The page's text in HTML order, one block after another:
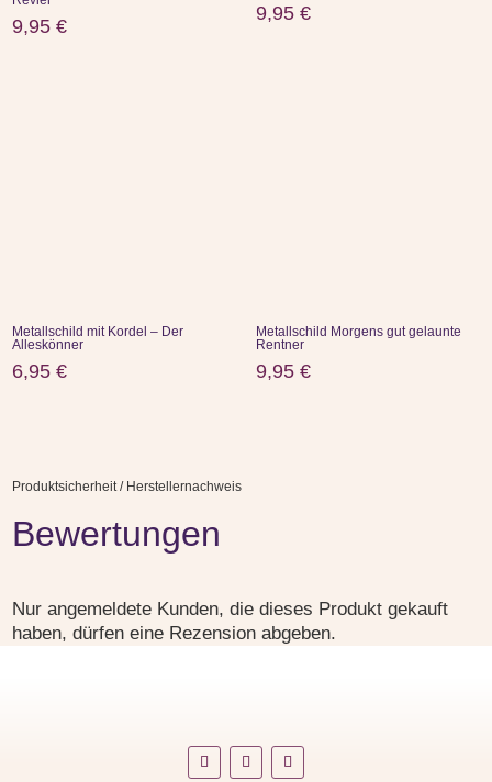
9,95€
9,95 €
Metallschild mit Kordel – Der
Alleskönner
6,95€
Metallschild Morgens gut gelaunte
Rentner
9,95 €
Produktsicherheit / Herstellernachweis
Bewertungen
Nur angemeldete Kunden, die dieses Produkt gekauft
haben, dürfen eine Rezension abgeben.